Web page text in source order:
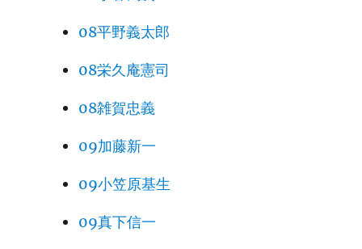
08平野義太郎
08栄久庵憲司
08雑賀忠義
09加藤新一
09小笠原基生
09真下信一